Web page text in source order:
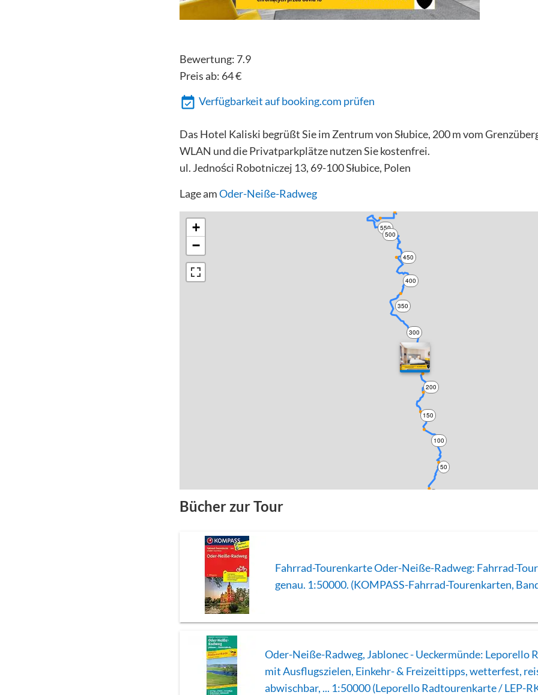
Bewertung: 7.9
Preis ab: 64€
Verfügbarkeit auf booking.com prüfen
Das Hotel Kaliski begrüßt Sie im Zentrum von Słubice, 200 m vom
WLAN und die Privatparkplätze nutzen Sie kostenfrei.
ul. Jedności Robotniczej 13, 69-100 Słubice, Polen
Lage amOder-Neiße-Radweg
50
100
150
200
250
300
350
400
450
500
550
+
−
Bücher zur Tour
Fahrrad-Tourenkarte Oder-Neiße-Radweg: Fahrrad-
genau. 1:50000. (KOMPASS-Fahrrad-Tourenkarten,
Oder-Neiße-Radweg, Jablonec - Ueckermünde: Leporello
mit Ausflugszielen, Einkehr- & Freizeittipps, wetterfest,
abwischbar, ... 1:50000 (Leporello Radtourenkarte / LEP-